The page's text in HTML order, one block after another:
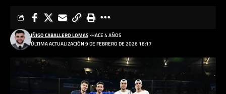
ÚLTIMA ACTUALIZACIÓN 9 DE FEBRERO DE 2026 18:17
IÑIGO CABALLERO LOMAS HACE 4 AÑOS